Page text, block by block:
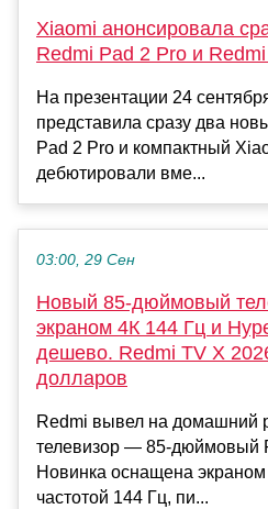
Xiaomi анонсировала
Redmi Pad 2 Pro и
На презентации 24
представила сразу два
Pad 2 Pro и компактный
дебютировали вме...
03:00, 29 Сен
Новый 85-дюймовый
экраном 4К 144 Гц и
дешево. Redmi TV X
долларов
Redmi вывел на домашний
телевизор — 85-дюймовый
Новинка оснащена экраном
частотой 144 Гц, пи...